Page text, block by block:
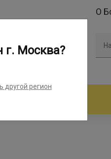
О
программ
г. Москва?
другой регион